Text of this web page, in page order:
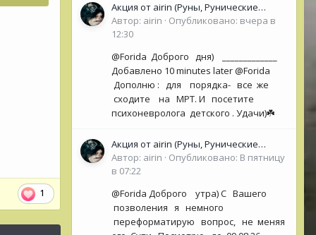
1
Акция от airin (Руны, Рунические
Оракулы, колоды Таро- Рун)
Автор: airin · Опубликовано: вчера в
12:30
@Forida Доброго дня) _____________
Добавлено 10 minutes later @Forida
Дополню : для порядка- все же
сходите на МРТ. И посетите
психоневролога детского . Удачи)☘️
Акция от airin (Руны, Рунические
Оракулы, колоды Таро- Рун)
Автор: airin · Опубликовано: В пятницу
в 07:22
@Forida Доброго утра) С Вашего
позволения я немного
переформатирую вопрос, не меняя